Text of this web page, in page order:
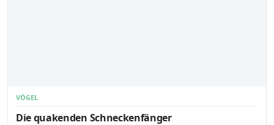
VÖGEL
Die quakenden Schneckenfänger